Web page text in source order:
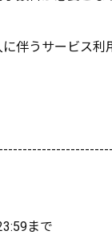
伴うサービス利
まで